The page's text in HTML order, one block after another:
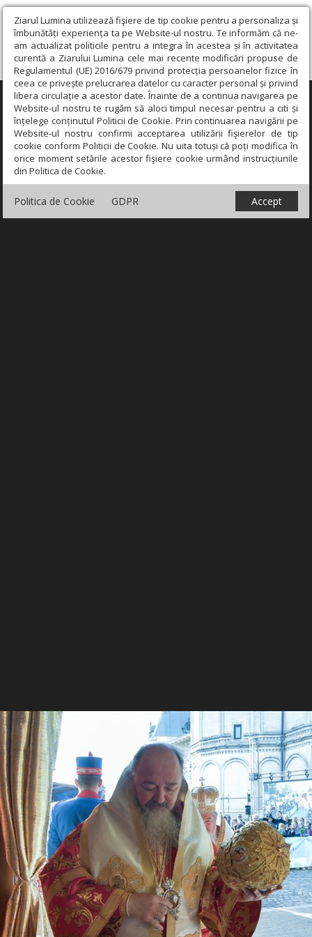
Ziarul Lumina utilizează fişiere de tip cookie pentru a personaliza și
îmbunătăți experiența ta pe Website-ul nostru. Te informăm că ne-
am actualizat politicile pentru a integra în acestea și în activitatea
curentă a Ziarului Lumina cele mai recente modificări propuse de
Regulamentul (UE) 2016/679 privind protecția persoanelor fizice în
ceea ce privește prelucrarea datelor cu caracter personal și privind
libera circulație a acestor date. Înainte de a continua navigarea pe
Website-ul nostru te rugăm să aloci timpul necesar pentru a citi și
înțelege conținutul Politicii de Cookie. Prin continuarea navigării pe
Website-ul nostru confirmi acceptarea utilizării fişierelor de tip
cookie conform Politicii de Cookie. Nu uita totuși că poți modifica în
orice moment setările acestor fişiere cookie urmând instrucțiunile
din Politica de Cookie.
Politica de Cookie GDPR Accept
×